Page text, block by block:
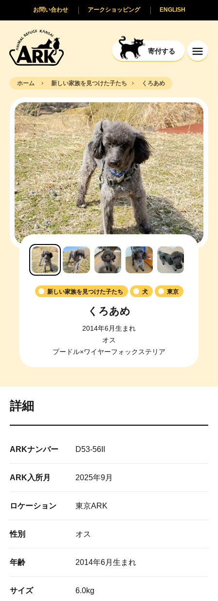
寄付する
ENGLISH
アークショッピング
お問い合わせ
ホーム 新しい家族を見つけた子たち くろあめ
新しい家族を見つけた子たち 犬 東京
くろあめ
2014年6月生まれ
オス
プードル×ワイヤーフォックステリア
詳細
ARKナンバー D53-56II
ARK入所月 2025年9月
ロケーション 東京ARK
性別 オス
年齢 2014年6月生まれ
サイズ 6.0kg